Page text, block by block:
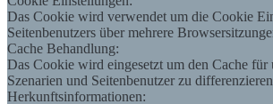
Das Cookie wird verwendet um die Cookie
Seitenbenutzers über mehrere
Cache Behandlung:
Das Cookie wird eingesetzt um den Cache für
Szenarien und Seitenbenutzer zu
Herkunftsinformationen: